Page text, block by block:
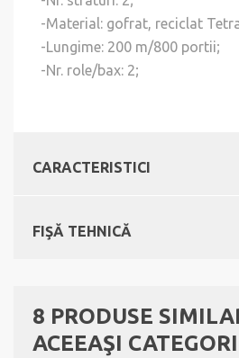
-Material: gofrat, reciclat
-Lungime: 200 m/800 portii;
-Nr. role/bax: 2;
CARACTERISTICI
FIŞĂ TEHNICĂ
8 PRODUSE
ACEEAŞI